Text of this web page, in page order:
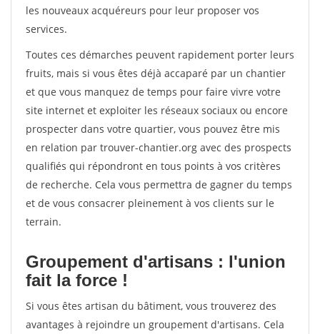
les nouveaux acquéreurs pour leur proposer vos
services.
Toutes ces démarches peuvent rapidement porter leurs
fruits, mais si vous êtes déjà accaparé par un chantier
et que vous manquez de temps pour faire vivre votre
site internet et exploiter les réseaux sociaux ou encore
prospecter dans votre quartier, vous pouvez être mis
en relation par trouver-chantier.org avec des prospects
qualifiés qui répondront en tous points à vos critères
de recherche. Cela vous permettra de gagner du temps
et de vous consacrer pleinement à vos clients sur le
terrain.
Groupement d'artisans : l'union
fait la force !
Si vous êtes artisan du bâtiment, vous trouverez des
avantages à rejoindre un groupement d'artisans. Cela